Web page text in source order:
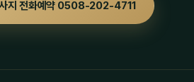
사지 전화예약 0508-202-4711